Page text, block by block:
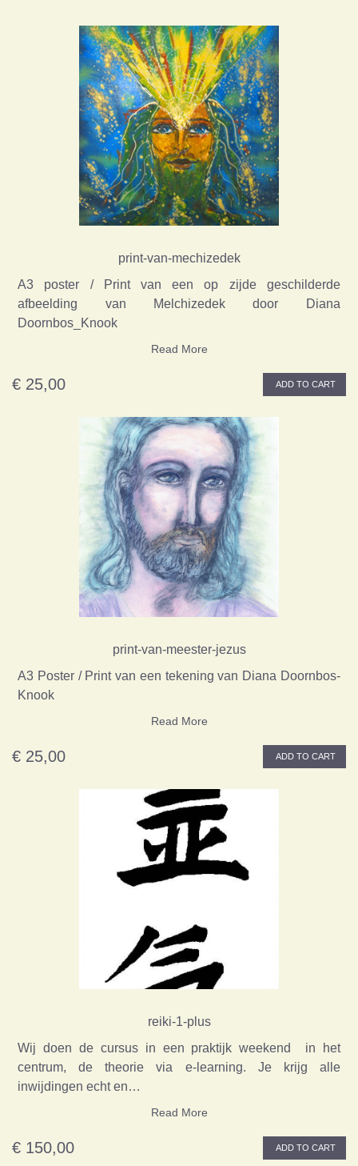
print-van-mechizedek
A3 poster / Print van een op zijde geschilderde
afbeelding van Melchizedek door Diana
Doornbos_Knook
Read More
€ 25,00 ADD TO CART
print-van-meester-jezus
A3 Poster / Print van een tekening van Diana Doornbos-
Knook
Read More
€ 25,00 ADD TO CART
reiki-1-plus
Wij doen de cursus in een praktijk weekend in het
centrum, de theorie via e-learning. Je krijg alle
inwijdingen echt en…
Read More
€ 150,00 ADD TO CART